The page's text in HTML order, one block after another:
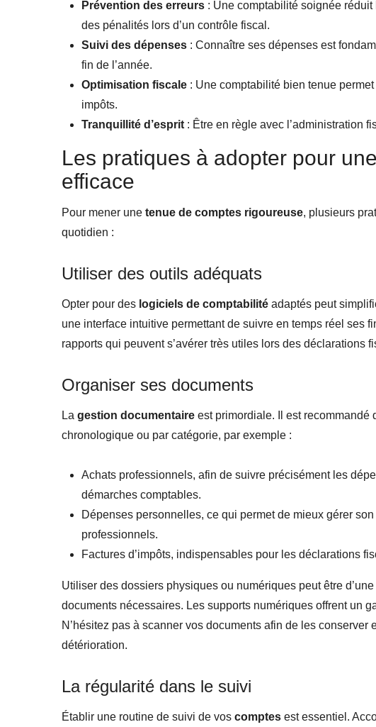
Prévention des erreurs : Une comptabilité soignée
des pénalités lors d’un contrôle fiscal.
Suivi des dépenses : Connaître ses dépenses est
fin de l’année.
Optimisation fiscale : Une comptabilité bien tenue
impôts.
Tranquillité d’esprit : Être en règle avec l’administration
Les pratiques à adopter pour
efficace
Pour mener une tenue de comptes rigoureuse, plusieurs
quotidien :
Utiliser des outils adéquats
Opter pour des logiciels de comptabilité adaptés peut
une interface intuitive permettant de suivre en temps réel ses
rapports qui peuvent s’avérer très utiles lors des déclarations
Organiser ses documents
La gestion documentaire est primordiale. Il est recommandé
chronologique ou par catégorie, par exemple :
Achats professionnels, afin de suivre précisément les
démarches comptables.
Dépenses personnelles, ce qui permet de mieux gérer
professionnels.
Factures d’impôts, indispensables pour les déclarations
Utiliser des dossiers physiques ou numériques peut être
documents nécessaires. Les supports numériques offrent un
N’hésitez pas à scanner vos documents afin de les conserver
détérioration.
La régularité dans le suivi
Établir une routine de suivi de vos comptes est essentiel.